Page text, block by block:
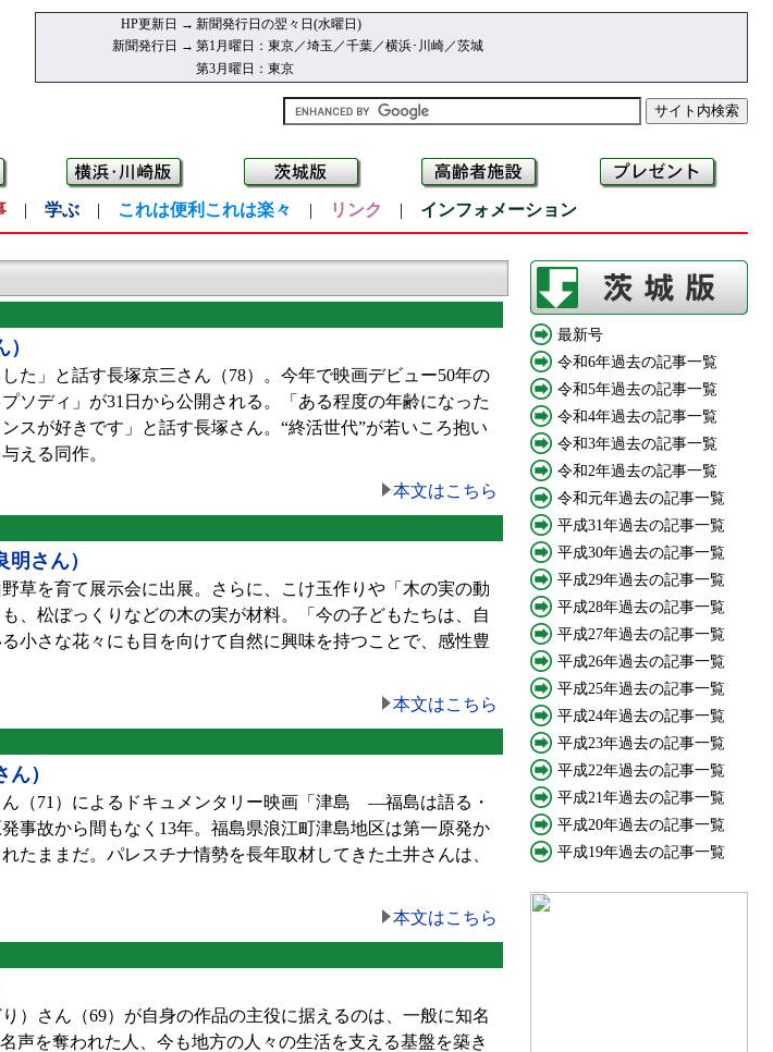
HP更新日 → 新聞発行日の翌々日(水曜日)
新聞発行日 → 第1月曜日：東京／埼玉／千葉／横浜･川崎／茨城
第3月曜日：東京
| 学ぶ | これは便利これは楽々 | リンク | インフォメーション
」と話す長塚京三さん（78）。今年で映画デビュー50年の
ディ」が31日から公開される。「ある程度の年齢になった
スが好きです」と話す長塚さん。“終活世代”が若いころ抱い
える同作。
本文はこちら
さん）
草を育て展示会に出展。さらに、こけ玉作りや「木の実の動
、松ぼっくりなどの木の実が材料。「今の子どもたちは、自
小さな花々にも目を向けて自然に興味を持つことで、感性豊
本文はこちら
）
（71）によるドキュメンタリー映画「津島 —福島は語る・
事故から間もなく13年。福島県浪江町津島地区は第一原発か
たままだ。パレスチナ情勢を長年取材してきた土井さんは、
本文はこちら
さん（69）が自身の作品の主役に据えるのは、一般に知名
声を奪われた人、今も地方の人々の生活を支える基盤を築き
最新号
令和6年過去の記事一覧
令和5年過去の記事一覧
令和4年過去の記事一覧
令和3年過去の記事一覧
令和2年過去の記事一覧
令和元年過去の記事一覧
平成31年過去の記事一覧
平成30年過去の記事一覧
平成29年過去の記事一覧
平成28年過去の記事一覧
平成27年過去の記事一覧
平成26年過去の記事一覧
平成25年過去の記事一覧
平成24年過去の記事一覧
平成23年過去の記事一覧
平成22年過去の記事一覧
平成21年過去の記事一覧
平成20年過去の記事一覧
平成19年過去の記事一覧